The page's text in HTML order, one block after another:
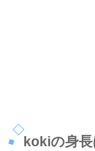
kokiの身